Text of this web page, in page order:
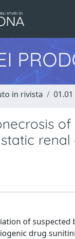
in rivista
renal
of suspected
drug